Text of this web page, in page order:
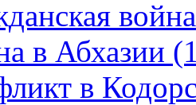
в Абхазии
в